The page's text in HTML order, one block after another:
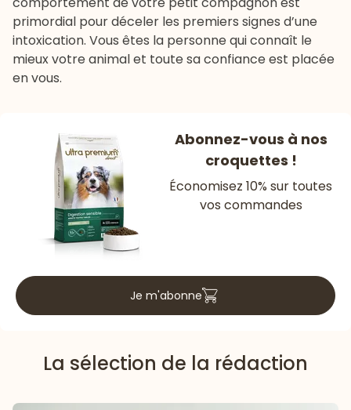
primordial pour déceler les premiers signes d’une
intoxication. Vous êtes la personne qui connaît le
mieux votre animal et toute sa confiance est placée
en vous.
Abonnez-vous à nos
croquettes !
Économisez 10% sur toutes
vos commandes
Je m'abonne
La sélection de la rédaction